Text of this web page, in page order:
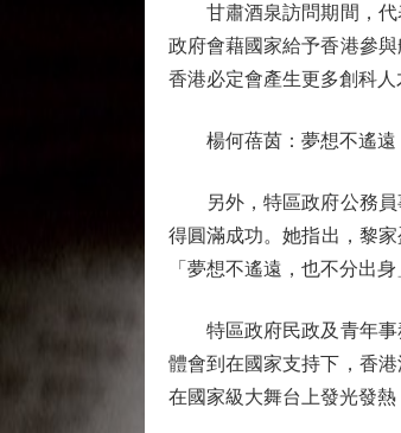
甘肅酒泉訪問期間，代表
政府會藉國家給予香港參
香港必定會產生更多創科
楊何蓓茵：夢想不遙遠
另外，特區政府公務員事
得圓滿成功。她指出，黎
「夢想不遙遠，也不分出
特區政府民政及青年事務
體會到在國家支持下，香
在國家級大舞台上發光發